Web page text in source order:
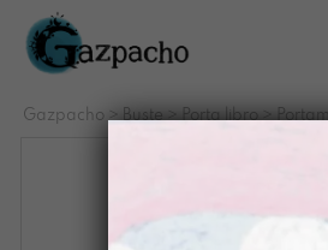
Salta
contenuto
Gazpacho > Buste > Porta libro >